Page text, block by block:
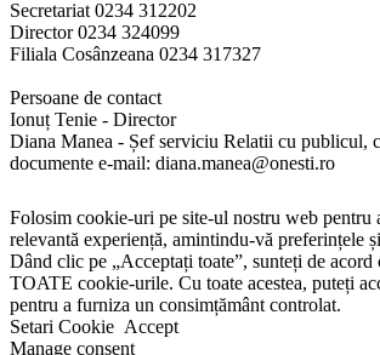
Secretariat 0234 312202
Director 0234 324099
Filiala Cosânzeana 0234 317327
Persoane de contact
Ionuț Tenie - Director
Diana Manea - Șef serviciu Relatii cu publicul,
documente e-mail: diana.manea@onesti.ro
Folosim cookie-uri pe site-ul nostru web pentru
relevantă experiență, amintindu-vă preferințele
Dând clic pe „Acceptați toate”, sunteți de acord
TOATE cookie-urile. Cu toate acestea, puteți
pentru a furniza un consimțământ controlat.
Setari Cookie Accept
Manage consent